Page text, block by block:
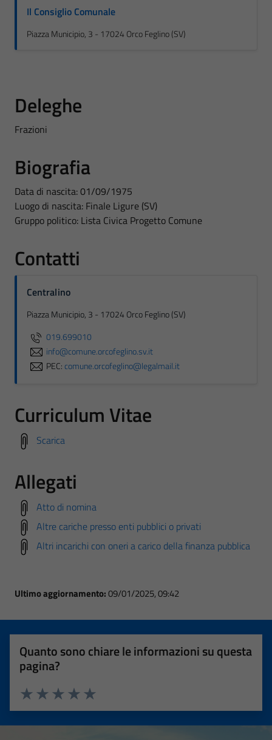
Il Consiglio Comunale
Piazza Municipio, 3 - 17024 Orco Feglino (SV)
Deleghe
Frazioni
Biografia
Data di nascita: 01/09/1975
Luogo di nascita: Finale Ligure (SV)
Gruppo politico: Lista Civica Progetto Comune
Contatti
Centralino
Piazza Municipio, 3 - 17024 Orco Feglino (SV)
019.699010
info@comune.orcofeglino.sv.it
PEC:comune.orcofeglino@legalmail.it
Curriculum Vitae
Scarica
Allegati
Atto di nomina
Altre cariche presso enti pubblici o privati
Altri incarichi con oneri a carico della finanza pubblica
Ultimo aggiornamento:09/01/2025, 09:42
Quanto sono chiare le informazioni su questa
pagina?
Valuta 5 stelle su 5
Valuta 4 stelle su 5
Valuta 3 stelle su 5
Valuta 2 stelle su 5
Valuta 1 stelle su 5